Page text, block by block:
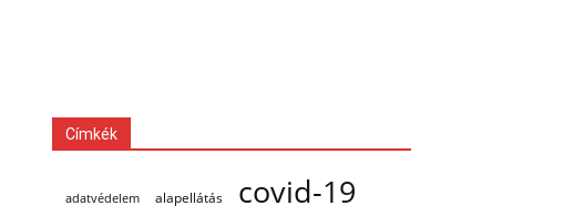
Címkék
adatvédelem alapellátás covid-19